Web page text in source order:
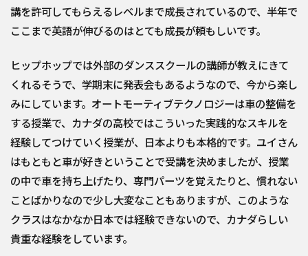
講を許可してもらえるレベルまで成長されているので、半年で
ここまで英語が伸びるのはとても成長が頼もしいです。
ヒップホップでは外部のダンススクールの講師が教えにきて
くれるそうで、学期末に発表会もあるようなので、今から楽し
みにしています。オートモーティブテクノロジーは車の整備を
する授業で、カナダの高校ではこういった実践的なスキルを
経験してつけていく授業が、日本よりも本格的です。ユイさん
はもともと車が好きということで受講を決めましたが、授業
の中で車を持ち上げたり、専門パーツを覚えたりと、慣れない
ことばかりなので少し大変なこともありますが、このような
クラスはなかなか日本では経験できないので、カナダらしい
貴重な経験をしています。